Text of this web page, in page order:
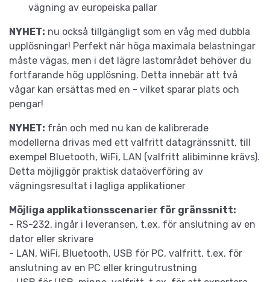
vägning av europeiska pallar
NYHET: nu också tillgängligt som en våg med dubbla
upplösningar! Perfekt när höga maximala belastningar
måste vägas, men i det lägre lastområdet behöver du
fortfarande hög upplösning. Detta innebär att två
vågar kan ersättas med en - vilket sparar plats och
pengar!
NYHET: från och med nu kan de kalibrerade
modellerna drivas med ett valfritt datagränssnitt, till
exempel Bluetooth, WiFi, LAN (valfritt alibiminne krävs).
Detta möjliggör praktisk dataöverföring av
vägningsresultat i lagliga applikationer
Möjliga applikationsscenarier för gränssnitt:
- RS-232, ingår i leveransen, t.ex. för anslutning av en
dator eller skrivare
- LAN, WiFi, Bluetooth, USB för PC, valfritt, t.ex. för
anslutning av en PC eller kringutrustning